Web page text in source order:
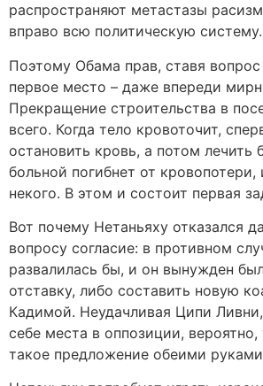
распространяют метастазы
вправо всю политическую систему.
Поэтому Обама прав, ставя
первое место – даже впереди
Прекращение строительства в
всего. Когда тело кровоточит,
остановить кровь, а потом лечить
больной погибнет от кровопотери,
некого. В этом и состоит первая
Вот почему Нетаньяху отказался
вопросу согласие: в противном
развалилась бы, и он вынужден
отставку, либо составить новую
Кадимой. Неудачливая Ципи
себе места в оппозиции, вероятно,
такое предложение обеими